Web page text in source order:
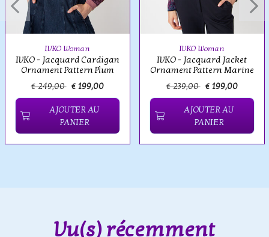
IVKO Woman
IVKO - Jacquard Cardigan
Ornament Pattern Plum
€ 249,00 € 199,00
AJOUTER AU
PANIER
IVKO Woman
IVKO - Jacquard Jacket
Ornament Pattern Marine
€ 239,00 € 199,00
AJOUTER AU
PANIER
Vu(s) récemment